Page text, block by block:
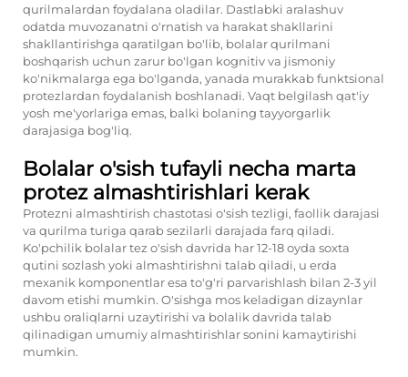
qurilmalardan foydalana oladilar. Dastlabki aralashuv
odatda muvozanatni o'rnatish va harakat shakllarini
shakllantirishga qaratilgan bo'lib, bolalar qurilmani
boshqarish uchun zarur bo'lgan kognitiv va jismoniy
ko'nikmalarga ega bo'lganda, yanada murakkab funktsional
protezlardan foydalanish boshlanadi. Vaqt belgilash qat'iy
yosh me'yorlariga emas, balki bolaning tayyorgarlik
darajasiga bog'liq.
Bolalar o'sish tufayli necha marta
protez almashtirishlari kerak
Protezni almashtirish chastotasi o'sish tezligi, faollik darajasi
va qurilma turiga qarab sezilarli darajada farq qiladi.
Ko'pchilik bolalar tez o'sish davrida har 12-18 oyda soxta
qutini sozlash yoki almashtirishni talab qiladi, u erda
mexanik komponentlar esa to'g'ri parvarishlash bilan 2-3 yil
davom etishi mumkin. O'sishga mos keladigan dizaynlar
ushbu oraliqlarni uzaytirishi va bolalik davrida talab
qilinadigan umumiy almashtirishlar sonini kamaytirishi
mumkin.